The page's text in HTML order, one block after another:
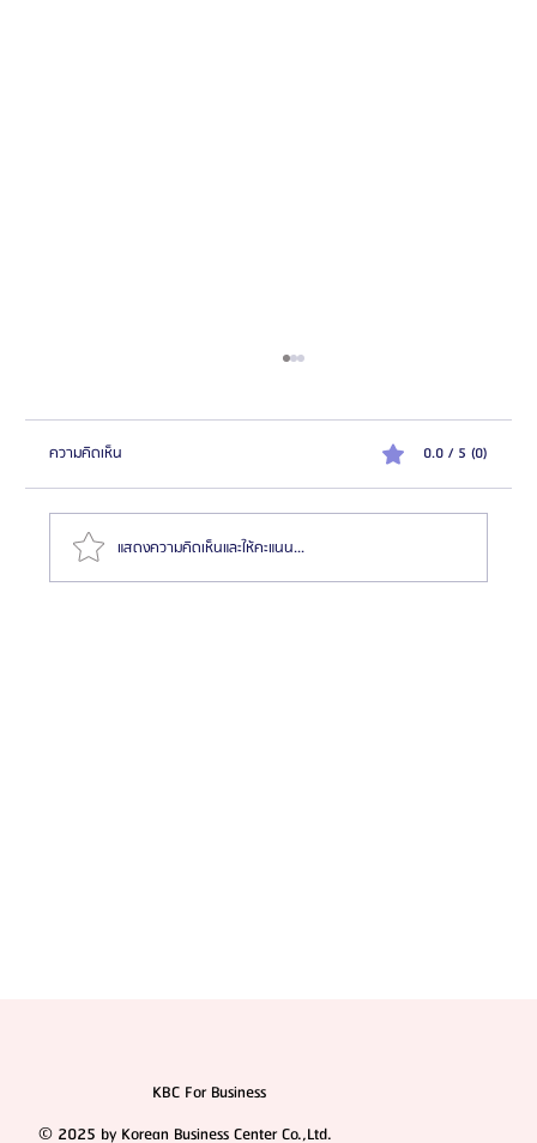
ความคิดเห็น 0.0 / 5 (0)
แสดงความคิดเห็นและให้คะแนน...
KBC For Business
© 2025 by Korean Business Center Co.,Ltd.